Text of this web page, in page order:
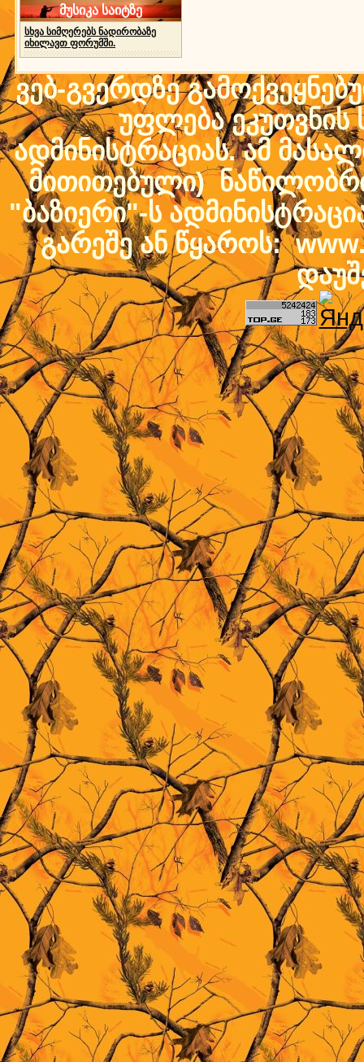
მუსიკა საიტზე
სხვა სიმღერებს ნადირობაზე
იხილავთ ფორუმში.
ვებ-გვერდზე
უფლება ეკუთვნის
ადმინისტრაციას. ამ
მითითებული)
"ბაზიერი"-ს
გარეშე ან წყაროს: